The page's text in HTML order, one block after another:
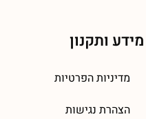
מידע ותקנון
מדיניות הפרטיות
הצהרת נגישות